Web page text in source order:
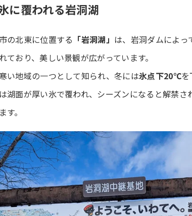
に覆われる岩洞湖
の北東に位置する 「岩洞湖」 は、岩洞ダムによっ
ており、美しい景観が広がっています。
い地域の一つとして知られ、冬には氷点下20℃を
湖面が厚い氷で覆われ、シーズンになると解禁さ
す。